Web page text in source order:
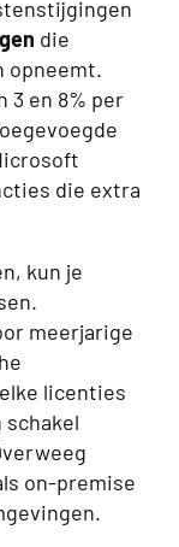
die
opneemt.
3 en 8% per
die extra
kun je
meerjarige
licenties
on-premise